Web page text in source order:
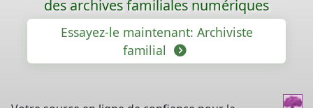
des archives familiales numériques
Essayez-le maintenant: Archiviste
familial